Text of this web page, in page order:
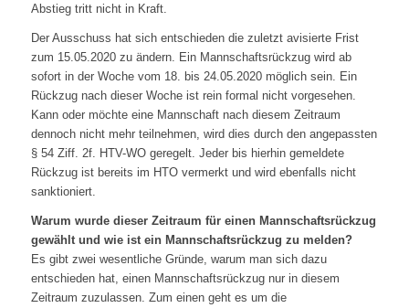
Abstieg tritt nicht in Kraft.
Der Ausschuss hat sich entschieden die zuletzt avisierte Frist
zum 15.05.2020 zu ändern. Ein Mannschaftsrückzug wird ab
sofort in der Woche vom 18. bis 24.05.2020 möglich sein. Ein
Rückzug nach dieser Woche ist rein formal nicht vorgesehen.
Kann oder möchte eine Mannschaft nach diesem Zeitraum
dennoch nicht mehr teilnehmen, wird dies durch den angepassten
§ 54 Ziff. 2f. HTV-WO geregelt. Jeder bis hierhin gemeldete
Rückzug ist bereits im HTO vermerkt und wird ebenfalls nicht
sanktioniert.
Warum wurde dieser Zeitraum für einen Mannschaftsrückzug
gewählt und wie ist ein Mannschaftsrückzug zu melden?
Es gibt zwei wesentliche Gründe, warum man sich dazu
entschieden hat, einen Mannschaftsrückzug nur in diesem
Zeitraum zuzulassen. Zum einen geht es um die